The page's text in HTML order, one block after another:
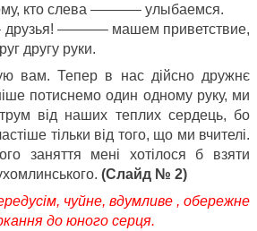
кто слева ———– улыбаемся.
друзья! ———– машем приветствие,
другу руки.
вам. Тепер в нас дійсно дружнє
потиснемо один одному руку, ми
від наших теплих сердець, бо
тільки від того, що ми вчителі.
заняття мені хотілося б взяти
(Слайд № 2)
чуйне, вдумливе , обережне
до юного серця.